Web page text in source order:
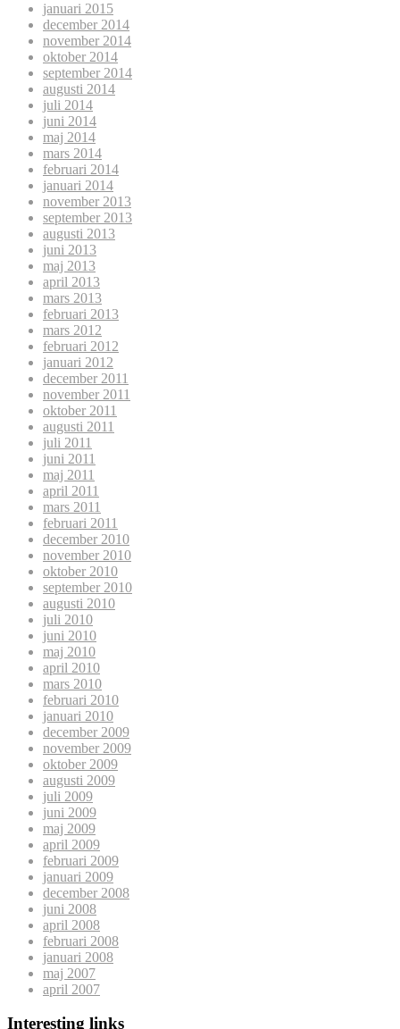
januari 2015
december 2014
november 2014
oktober 2014
september 2014
augusti 2014
juli 2014
juni 2014
maj 2014
mars 2014
februari 2014
januari 2014
november 2013
september 2013
augusti 2013
juni 2013
maj 2013
april 2013
mars 2013
februari 2013
mars 2012
februari 2012
januari 2012
december 2011
november 2011
oktober 2011
augusti 2011
juli 2011
juni 2011
maj 2011
april 2011
mars 2011
februari 2011
december 2010
november 2010
oktober 2010
september 2010
augusti 2010
juli 2010
juni 2010
maj 2010
april 2010
mars 2010
februari 2010
januari 2010
december 2009
november 2009
oktober 2009
augusti 2009
juli 2009
juni 2009
maj 2009
april 2009
februari 2009
januari 2009
december 2008
juni 2008
april 2008
februari 2008
januari 2008
maj 2007
april 2007
Interesting links